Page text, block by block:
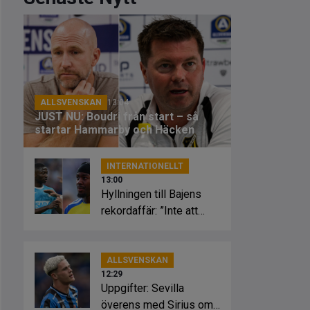
ALLSVENSKAN 13:04
JUST NU: Boudri från start – så
startar Hammarby och Häcken
INTERNATIONELLT
13:00
Hyllningen till Bajens
rekordaffär: ”Inte att
ALLSVENSKAN
12:29
Uppgifter: Sevilla
överens med Sirius om